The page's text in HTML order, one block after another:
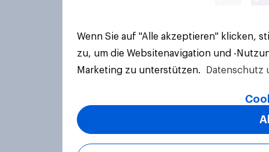
Wenn Sie auf "Alle akzeptieren" klicken,
zu, um die Websitenavigation und -
Marketing zu unterstützen.
Datenschutz